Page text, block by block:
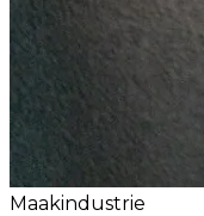
Maakindustrie